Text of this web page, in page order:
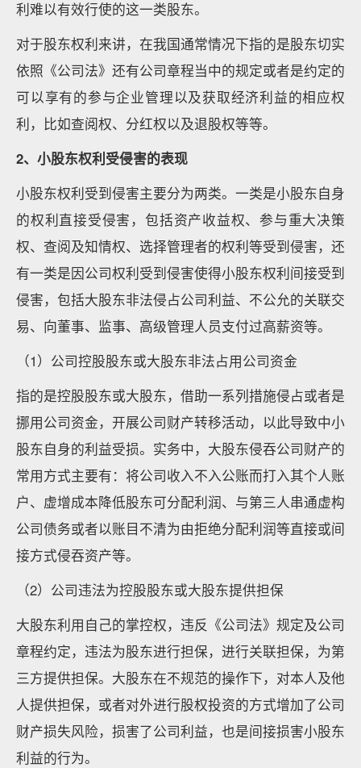
利难以有效行使的这一类股东。
对于股东权利来讲，在我国通常情况下指的是股东切实
依照《公司法》还有公司章程当中的规定或者是约定的
可以享有的参与企业管理以及获取经济利益的相应权
利，比如查阅权、分红权以及退股权等等。
2、小股东权利受侵害的表现
小股东权利受到侵害主要分为两类。一类是小股东自身
的权利直接受侵害，包括资产收益权、参与重大决策
权、查阅及知情权、选择管理者的权利等受到侵害，还
有一类是因公司权利受到侵害使得小股东权利间接受到
侵害，包括大股东非法侵占公司利益、不公允的关联交
易、向董事、监事、高级管理人员支付过高薪资等。
（1）公司控股股东或大股东非法占用公司资金
指的是控股股东或大股东，借助一系列措施侵占或者是
挪用公司资金，开展公司财产转移活动，以此导致中小
股东自身的利益受损。实务中，大股东侵吞公司财产的
常用方式主要有：将公司收入不入公账而打入其个人账
户、虚增成本降低股东可分配利润、与第三人串通虚构
公司债务或者以账目不清为由拒绝分配利润等直接或间
接方式侵吞资产等。
（2）公司违法为控股股东或大股东提供担保
大股东利用自己的掌控权，违反《公司法》规定及公司
章程约定，违法为股东进行担保，进行关联担保，为第
三方提供担保。大股东在不规范的操作下，对本人及他
人提供担保，或者对外进行股权投资的方式增加了公司
财产损失风险，损害了公司利益，也是间接损害小股东
利益的行为。